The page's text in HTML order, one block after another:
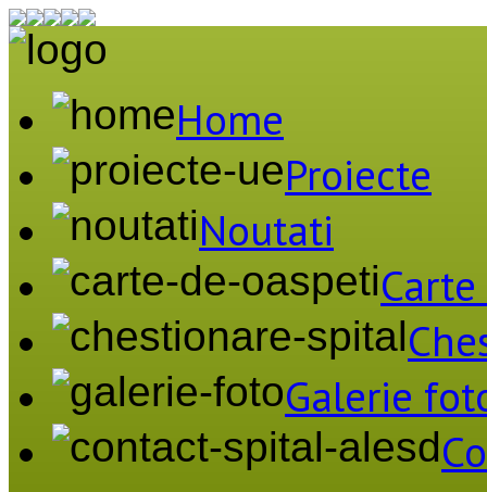
Home
Proiecte
Noutati
Galerie